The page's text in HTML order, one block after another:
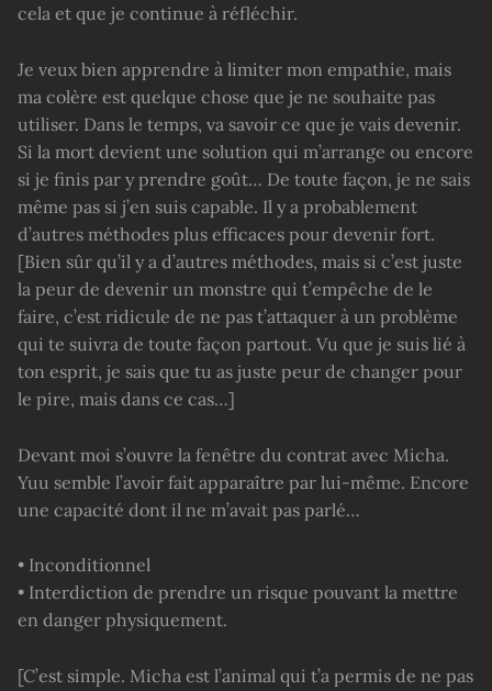
cela et que je continue à réfléchir.
Je veux bien apprendre à limiter mon empathie, mais
ma colère est quelque chose que je ne souhaite pas
utiliser. Dans le temps, va savoir ce que je vais devenir.
Si la mort devient une solution qui m’arrange ou encore
si je finis par y prendre goût… De toute façon, je ne sais
même pas si j’en suis capable. Il y a probablement
d’autres méthodes plus efficaces pour devenir fort.
[Bien sûr qu’il y a d’autres méthodes, mais si c’est juste
la peur de devenir un monstre qui t’empêche de le
faire, c’est ridicule de ne pas t’attaquer à un problème
qui te suivra de toute façon partout. Vu que je suis lié à
ton esprit, je sais que tu as juste peur de changer pour
le pire, mais dans ce cas…]
Devant moi s’ouvre la fenêtre du contrat avec Micha.
Yuu semble l’avoir fait apparaître par lui-même. Encore
une capacité dont il ne m’avait pas parlé…
• Inconditionnel
• Interdiction de prendre un risque pouvant la mettre
en danger physiquement.
[C’est simple. Micha est l’animal qui t’a permis de ne pas